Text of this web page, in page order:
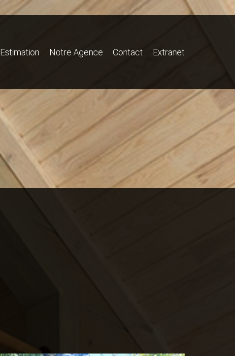
Estimation Notre Agence Contact Extranet